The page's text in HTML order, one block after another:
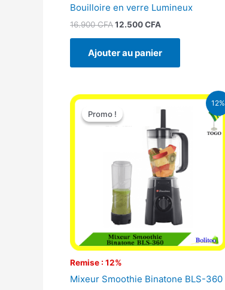
Bouilloire en verre Lumineux
16.900CFA12.500CFA
Ajouter au panier
12%
Promo !
Remise : 12%
Promo !
Mixeur Smoothie Binatone BLS-360
Le
initial
25.000 CFA.
Le
prix
est :
22.000 CFA.